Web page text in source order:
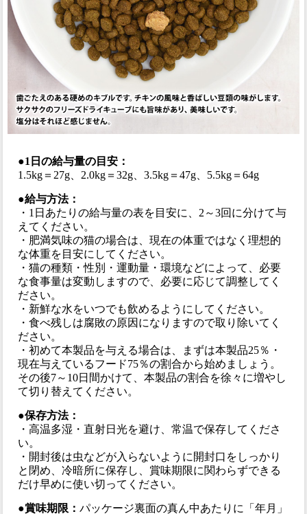
●1日の給与量の目安：
1.5kg＝27g、2.0kg＝32g、3.5kg＝47g、5.5kg＝64g
●給与方法：
・1日あたりの給与量の表を目安に、2～3回に分けて与
えてください。
・肥満気味の猫の場合は、現在の体重ではなく理想的
な体重を目安にしてください。
・猫の種類・性別・運動量・環境などによって、必要
な食事量は変動しますので、必要に応じて調整してく
ださい。
・新鮮な水をいつでも飲めるようにしてください。
・食べ残しは腐敗の原因になりますので取り除いてく
ださい。
・初めて本製品を与える場合は、まずは本製品25％・
現在与えているフード75％の割合から始めましょう。
その後7～10日間かけて、本製品の割合を徐々に増やし
て切り替えてください。
●保存方法：
・高温多湿・直射日光を避け、常温で保存してくださ
い。
・開封後は虫などが入らないように開封口をしっかり
と閉め、冷暗所に保存し、賞味期限に関わらずできる
だけ早めに使い切ってください。
●賞味期限：パッケージ裏面の真ん中あたりに「年月」